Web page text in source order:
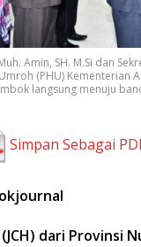
Amin, SH. M.Si dan
(PHU) Kementerian
langsung menuju
Simpan Sebagai
dari Provinsi